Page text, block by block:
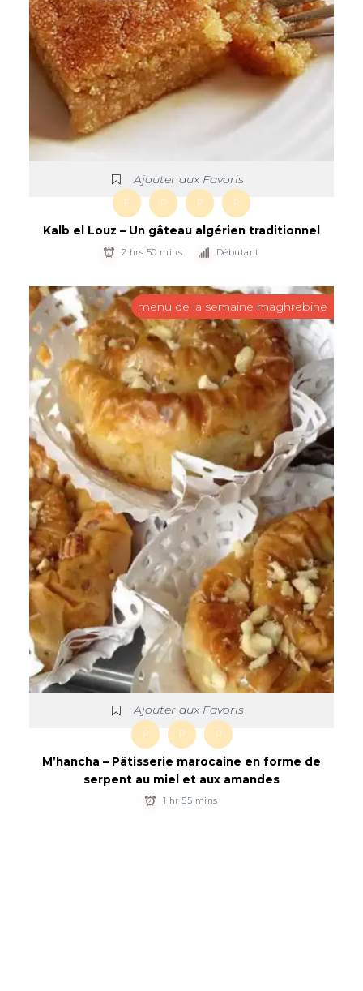
Ajouter aux Favoris
F P P R
Kalb el Louz – Un gâteau algérien traditionnel
2 hrs 50 mins Débutant
Ajouter aux Favoris
menu de la semaine maghrebine
P P R
M’hancha – Pâtisserie marocaine en forme de
serpent au miel et aux amandes
1 hr 55 mins